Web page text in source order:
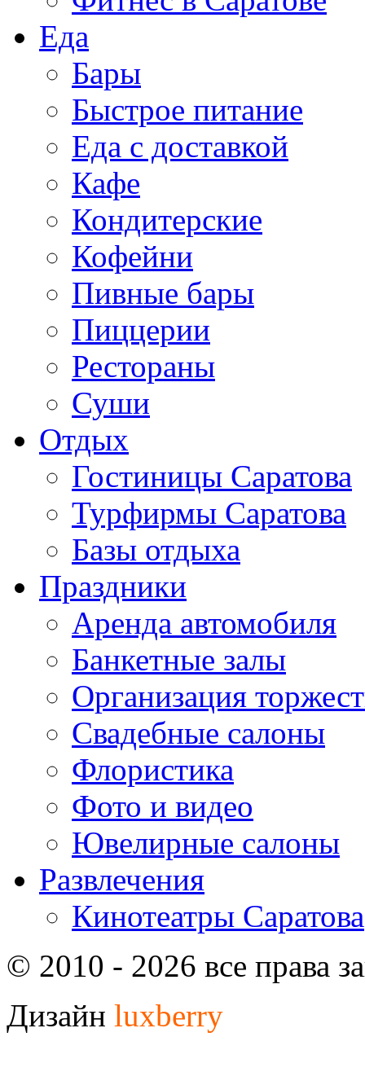
Еда
Бары
Быстрое питание
Еда с доставкой
Кафе
Кондитерские
Кофейни
Пивные бары
Пиццерии
Рестораны
Суши
Отдых
Гостиницы Саратова
Турфирмы Саратова
Базы отдыха
Праздники
Аренда автомобиля
Банкетные залы
Организация
Свадебные салоны
Флористика
Фото и видео
Ювелирные салоны
Развлечения
Кинотеатры Саратова
© 2010 - 2026 все права
Дизайн luxberry